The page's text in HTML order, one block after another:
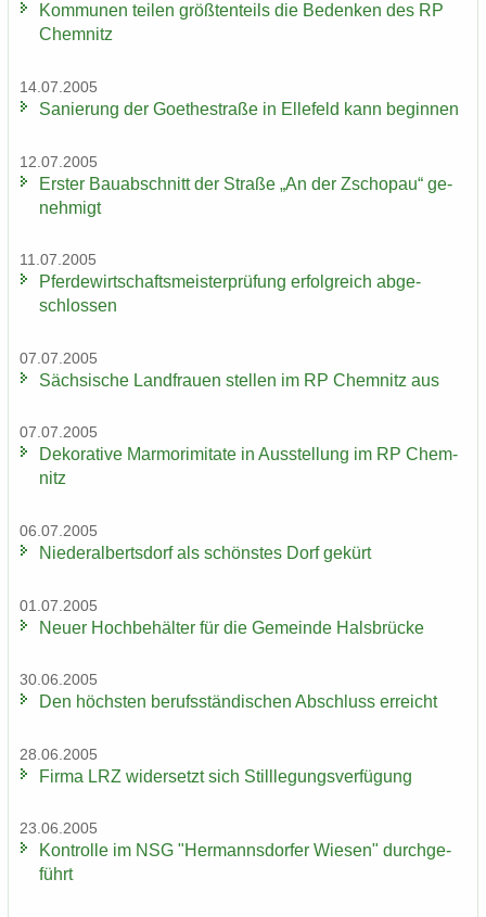
Kom­mu­nen tei­len größ­ten­teils die Be­den­ken des RP
Chem­nitz
14.07.2005
Sa­nie­rung der Goe­the­stra­ße in El­le­feld kann be­gin­nen
12.07.2005
Ers­ter Bau­ab­schnitt der Stra­ße „An der Zscho­pau“ ge­
neh­migt
11.07.2005
Pfer­de­wirt­schafts­meis­ter­prü­fung er­folg­reich ab­ge­
schlos­sen
07.07.2005
Säch­si­sche Land­frau­en stel­len im RP Chem­nitz aus
07.07.2005
De­ko­ra­ti­ve Mar­mo­r­imi­ta­te in Aus­stel­lung im RP Chem­
nitz
06.07.2005
Nie­der­al­berts­dorf als schöns­tes Dorf ge­kürt
01.07.2005
Neuer Hoch­be­häl­ter für die Ge­mein­de Hals­brü­cke
30.06.2005
Den höchs­ten be­rufs­stän­di­schen Ab­schluss er­reicht
28.06.2005
Firma LRZ wi­der­setzt sich Still­le­gungs­ver­fü­gung
23.06.2005
Kon­trol­le im NSG "Her­manns­dor­fer Wie­sen" durch­ge­
führt